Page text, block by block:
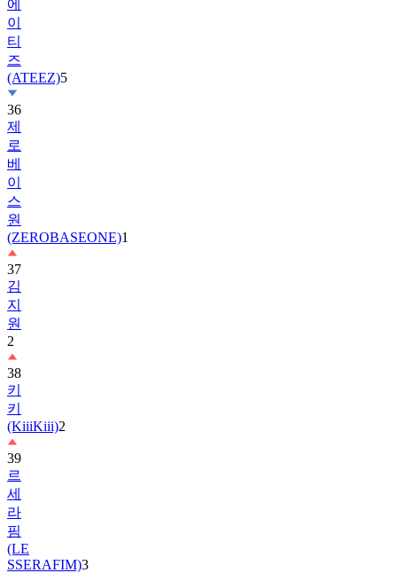
티
즈
(ATEEZ)
36
제
로
베
이
스
원
(ZEROBASEONE)
37
김
지
원
2
38
키
키
(KiiiKiii)
39
르
세
라
핌
(LE
SSERAFIM)
40